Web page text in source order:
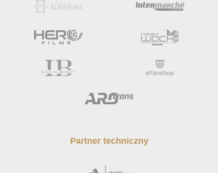
Partner techniczny